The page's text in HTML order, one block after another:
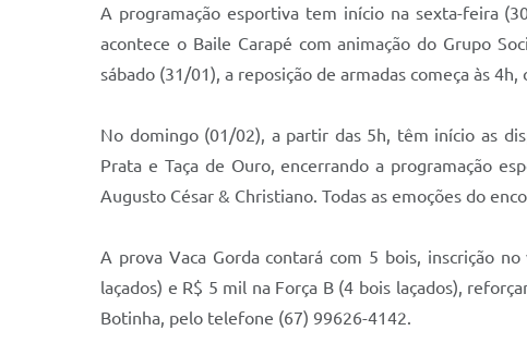
A programação esportiva tem início na sexta-feira
acontece o Baile Carapé com animação do Grupo
sábado (31/01), a reposição de armadas começa às
No domingo (01/02), a partir das 5h, têm início as
Prata e Taça de Ouro, encerrando a programação
Augusto César & Christiano. Todas as emoções do
A prova Vaca Gorda contará com 5 bois, inscrição
laçados) e R$ 5 mil na Força B (4 bois laçados),
Botinha, pelo telefone (67) 99626-4142.